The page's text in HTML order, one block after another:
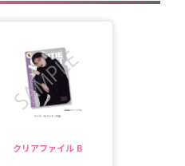
クリアファイル B